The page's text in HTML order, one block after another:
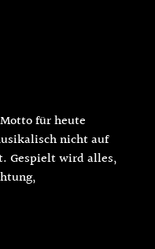
für heute
nicht auf
Gespielt wird alles,